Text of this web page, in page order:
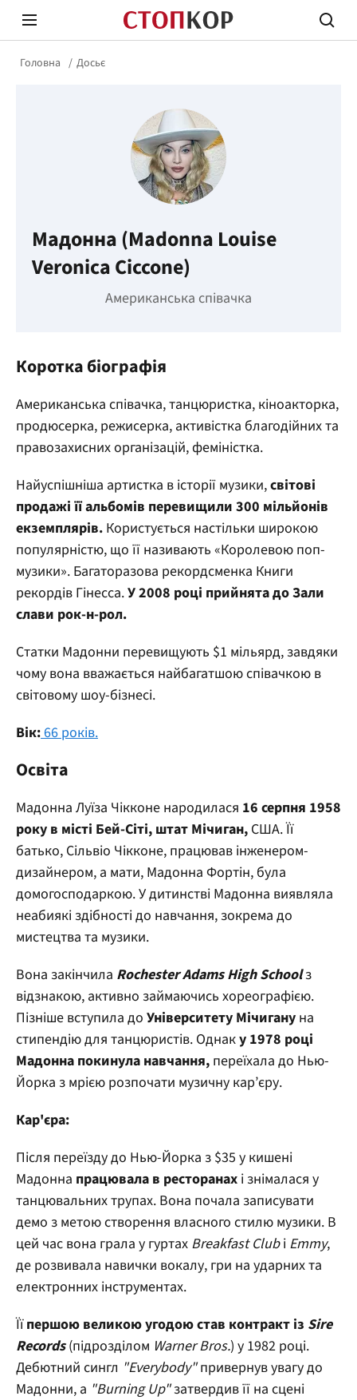
Стоп Політичній Корупції
Політика
Головна Досьє
Мадонна (Madonna Louise
Veronica Ciccone)
Американська співачка
Коротка біографія
Американська співачка, танцюристка, кіноакторка,
продюсерка, режисерка, активістка благодійних та
правозахисних організацій, феміністка.
Найуспішніша артистка в історії музики,світові
продажі її альбомів перевищили 300 мільйонів
екземплярів. Користується настільки широкою
популярністю, що її називають «Королевою поп-
музики». Багаторазова рекордсменка Книги
рекордів Гінесса.У 2008 році прийнята до Зали
слави рок-н-рол.
Статки Мадонни перевищують $1 мільярд, завдяки
чому вона вважається найбагатшою співачкою в
світовому шоу-бізнесі.
Вік:66 років.
Освіта
Мадонна Луїза Чікконе народилася 16 серпня 1958
року в місті Бей-Сіті, штат Мічиган, США. Її
батько, Сільвіо Чікконе, працював інженером-
дизайнером, а мати, Мадонна Фортін, була
домогосподаркою. У дитинстві Мадонна виявляла
неабиякі здібності до навчання, зокрема до
мистецтва та музики.
Вона закінчила Rochester Adams High Schoolз
відзнакою, активно займаючись хореографією.
Пізніше вступила до Університету Мічигану на
стипендію для танцюристів. Однаку 1978 році
Мадонна покинула навчання, переїхала до Нью-
Йорка з мрією розпочати музичну кар’єру.
Кар'єра:
Після переїзду до Нью-Йорка з $35 у кишені
Мадонна працювала в ресторанах і знімалася у
танцювальних трупах. Вона почала записувати
демо з метою створення власного стилю музики. В
цей час вона грала у гуртах Breakfast Clubі Emmy,
де розвивала навички вокалу, гри на ударних та
електронних інструментах.
Їїпершою великою угодою став контракт із Sire
Records(підрозділом Warner Bros.) у 1982 році.
Дебютний сингл "Everybody"привернув увагу до
Мадонни, а "Burning Up"затвердив її на сцені